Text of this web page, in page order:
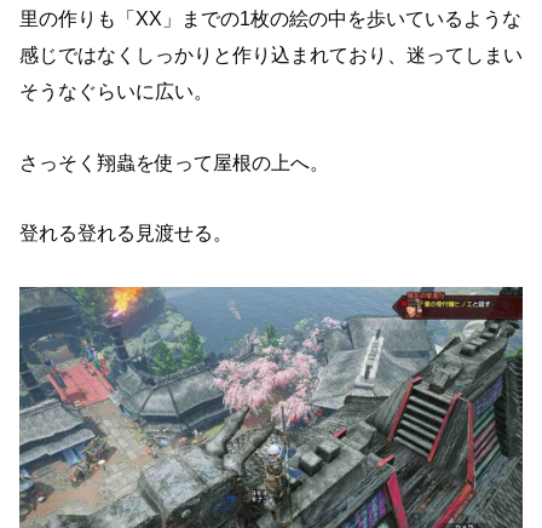
里の作りも「XX」までの1枚の絵の中を歩いているような
感じではなくしっかりと作り込まれており、迷ってしまい
そうなぐらいに広い。
さっそく翔蟲を使って屋根の上へ。
登れる登れる見渡せる。